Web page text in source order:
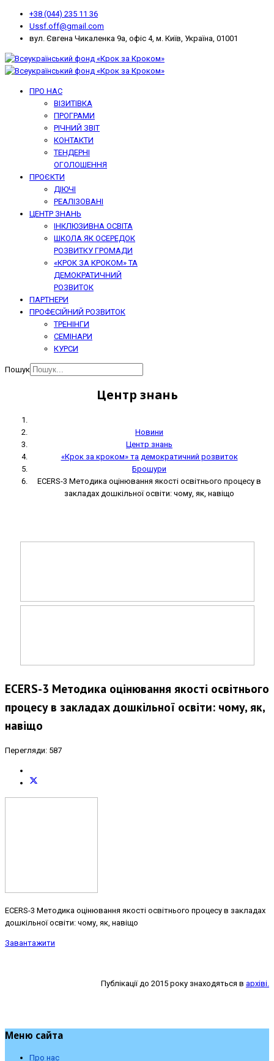
+38 (044) 235 11 36
Ussf.off@gmail.com
вул. Євгена Чикаленка 9а, офіс 4, м. Київ, Україна, 01001
ПРО НАС
ВІЗИТІВКА
ПРОГРАМИ
РІЧНИЙ ЗВІТ
КОНТАКТИ
ТЕНДЕРНІ
ОГОЛОШЕННЯ
ПРОЄКТИ
ДІЮЧІ
РЕАЛІЗОВАНІ
ЦЕНТР ЗНАНЬ
ІНКЛЮЗИВНА ОСВІТА
ШКОЛА ЯК ОСЕРЕДОК
РОЗВИТКУ ГРОМАДИ
«КРОК ЗА КРОКОМ» ТА
ДЕМОКРАТИЧНИЙ
РОЗВИТОК
ПАРТНЕРИ
ПРОФЕСІЙНИЙ РОЗВИТОК
ТРЕНІНГИ
СЕМІНАРИ
КУРСИ
Пошук
Центр знань
Новини
Центр знань
«Крок за кроком» та демократичний розвиток
Брошури
ECERS-3 Методика оцінювання якості освітнього процесу в
закладах дошкільної освіти: чому, як, навіщо
ECERS-3 Методика оцінювання якості освітнього
процесу в закладах дошкільної освіти: чому, як,
навіщо
Перегляди: 587
ECERS-3 Методика оцінювання якості освітнього процесу в закладах
дошкільної освіти: чому, як, навіщо
Завантажити
Публікації до 2015 року знаходяться в архіві.
Меню сайта
Про нас